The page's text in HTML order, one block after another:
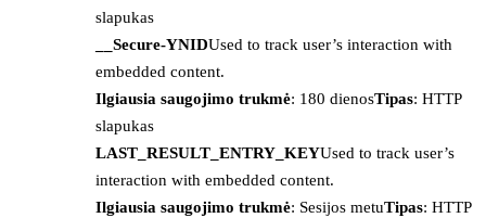
slapukas
__Secure-YNIDUsed to track user’s interaction with
embedded content.
Ilgiausia saugojimo trukmė: 180 dienosTipas: HTTP
slapukas
LAST_RESULT_ENTRY_KEYUsed to track user’s
interaction with embedded content.
Ilgiausia saugojimo trukmė: Sesijos metuTipas: HTTP